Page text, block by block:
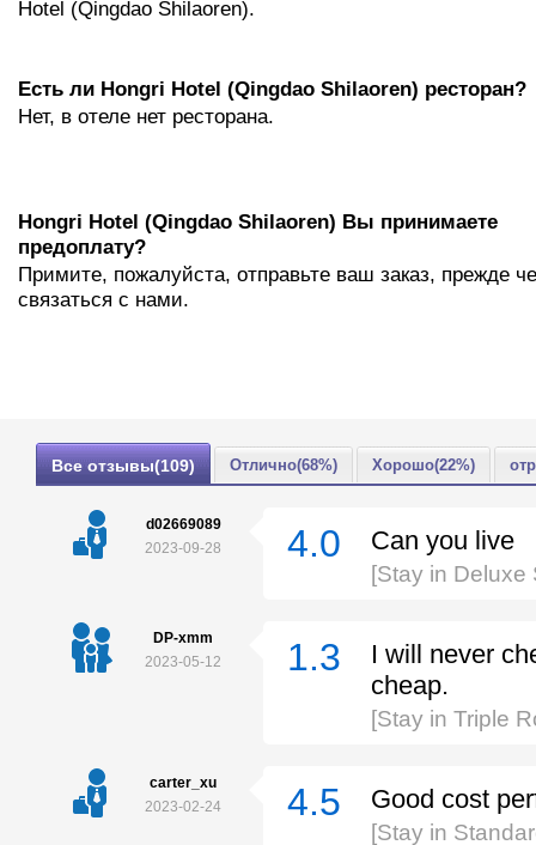
Hotel (Qingdao Shilaoren).
Eсть ли Hongri Hotel (Qingdao Shilaoren) ресторан?
Нет, в отеле нет ресторана.
Hongri Hotel (Qingdao Shilaoren) Вы принимаете
предоплату?
Примите, пожалуйста, отправьте ваш заказ, прежде
связаться с нами.
Все отзывы(109) Отлично(68%) Хорошо(22%)
d02669089
2023-09-28
4.0 Can you live
[Stay in
DP-xmm
2023-05-12
1.3
I will never
cheap.
[Stay in Triple
carter_xu
2023-02-24
4.5 Good cost
[Stay in